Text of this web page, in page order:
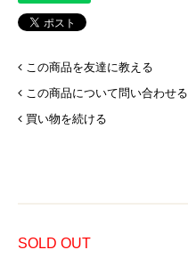
この商品を友達に教える
この商品について問い合わせる
買い物を続ける
SOLD OUT